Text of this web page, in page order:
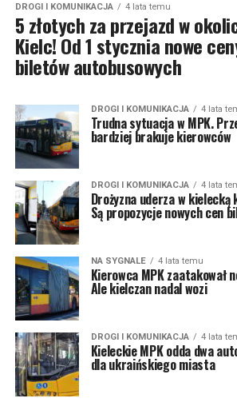
DROGI I KOMUNIKACJA 4 lata temu
5 złotych za przejazd w
Kielc! Od 1 stycznia nowe
biletów autobusowych
DROGI I KOMUNIKACJA 4 lata
Trudna sytuacja w MPK.
bardziej brakuje kierowców
DROGI I KOMUNIKACJA 4 lata
Drożyzna uderza w kielecką
Są propozycje nowych cen
NA SYGNALE 4 lata temu
Kierowca MPK zaatakował
Ale kielczan nadal wozi
DROGI I KOMUNIKACJA 4 lata
Kieleckie MPK odda dwa
dla ukraińskiego miasta